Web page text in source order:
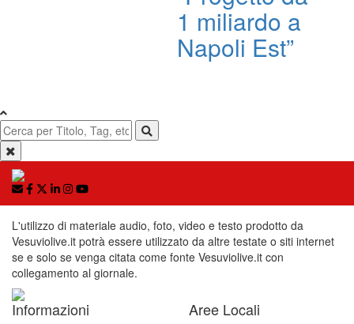
1 miliardo a
Napoli Est”
L'utilizzo di materiale audio, foto, video e testo prodotto da
Vesuviolive.it potrà essere utilizzato da altre testate o siti internet
se e solo se venga citata come fonte Vesuviolive.it con
collegamento al giornale.
Informazioni Aree Locali